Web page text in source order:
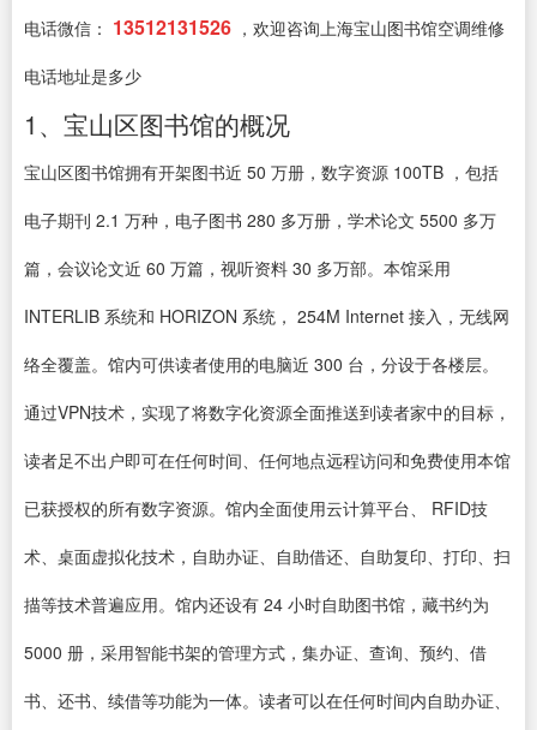
电话微信： 13512131526 ，欢迎咨询上海宝山图书馆空调维修
电话地址是多少
1、宝山区图书馆的概况
宝山区图书馆拥有开架图书近 50 万册，数字资源 100TB ，包括
电子期刊 2.1 万种，电子图书 280 多万册，学术论文 5500 多万
篇，会议论文近 60 万篇，视听资料 30 多万部。本馆采用
INTERLIB 系统和 HORIZON 系统， 254M Internet 接入，无线网
络全覆盖。馆内可供读者使用的电脑近 300 台，分设于各楼层。
通过VPN技术，实现了将数字化资源全面推送到读者家中的目标，
读者足不出户即可在任何时间、任何地点远程访问和免费使用本馆
已获授权的所有数字资源。馆内全面使用云计算平台、 RFID技
术、桌面虚拟化技术，自助办证、自助借还、自助复印、打印、扫
描等技术普遍应用。馆内还设有 24 小时自助图书馆，藏书约为
5000 册，采用智能书架的管理方式，集办证、查询、预约、借
书、还书、续借等功能为一体。读者可以在任何时间内自助办证、